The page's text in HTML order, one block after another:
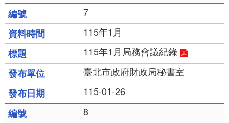
7
115年1月
115年1月局務會議紀錄
臺北市政府財政局秘書室
115-01-26
8